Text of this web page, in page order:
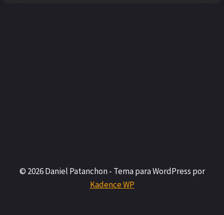
© 2026 Daniel Patanchon - Tema para WordPress por
Kadence WP